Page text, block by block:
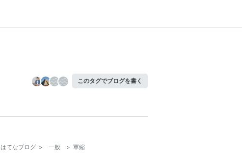
このタグでブログを書く
はてなブログ > 一般 > 軍縮